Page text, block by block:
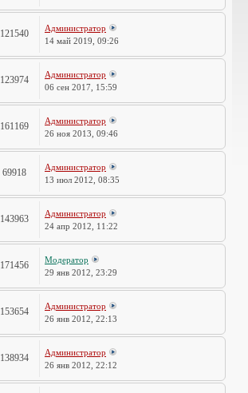
121540
Администратор
14 май 2019, 09:26
123974
Администратор
06 сен 2017, 15:59
161169
Администратор
26 ноя 2013, 09:46
69918
Администратор
13 июл 2012, 08:35
143963
Администратор
24 апр 2012, 11:22
171456
Модератор
29 янв 2012, 23:29
153654
Администратор
26 янв 2012, 22:13
138934
Администратор
26 янв 2012, 22:12